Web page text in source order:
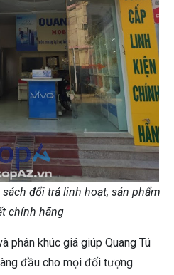
đổi trả linh hoạt, sản phẩm
chính hãng
phân khúc giá giúp Quang Tú
đầu cho mọi đối tượng